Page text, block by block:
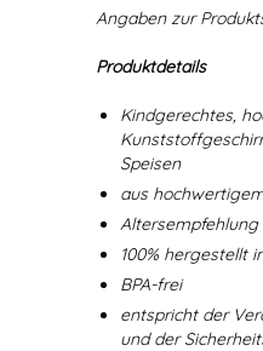
Angaben zur
Produktdetails
Kindgerechtes,
Speisen
aus
100% hergestellt
BPA-frei
entspricht der
und der